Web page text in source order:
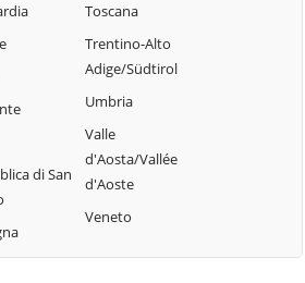
San Giorgio
Albanese
San Giovanni in
Fiore
San Lorenzo
Vallo
di San
Toscana
Trentino-Alto
Adige/Südtirol
Umbria
Valle
d'Aosta/Vallée
d'Aoste
Veneto